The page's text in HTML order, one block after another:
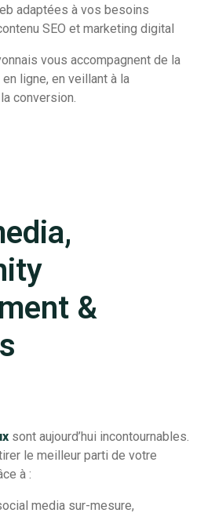
adaptées à vos besoins
SEO et marketing digital
vous accompagnent de la
ligne, en veillant à la
conversion.
&
sont aujourd’hui incontournables.
le meilleur parti de votre
à :
media sur-mesure,